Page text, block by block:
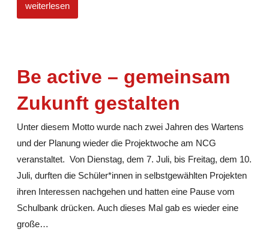
weiterlesen
Be active – gemeinsam
Zukunft gestalten
Unter diesem Motto wurde nach zwei Jahren des Wartens
und der Planung wieder die Projektwoche am NCG
veranstaltet. Von Dienstag, dem 7. Juli, bis Freitag, dem 10.
Juli, durften die Schüler*innen in selbstgewählten Projekten
ihren Interessen nachgehen und hatten eine Pause vom
Schulbank drücken. Auch dieses Mal gab es wieder eine
große…